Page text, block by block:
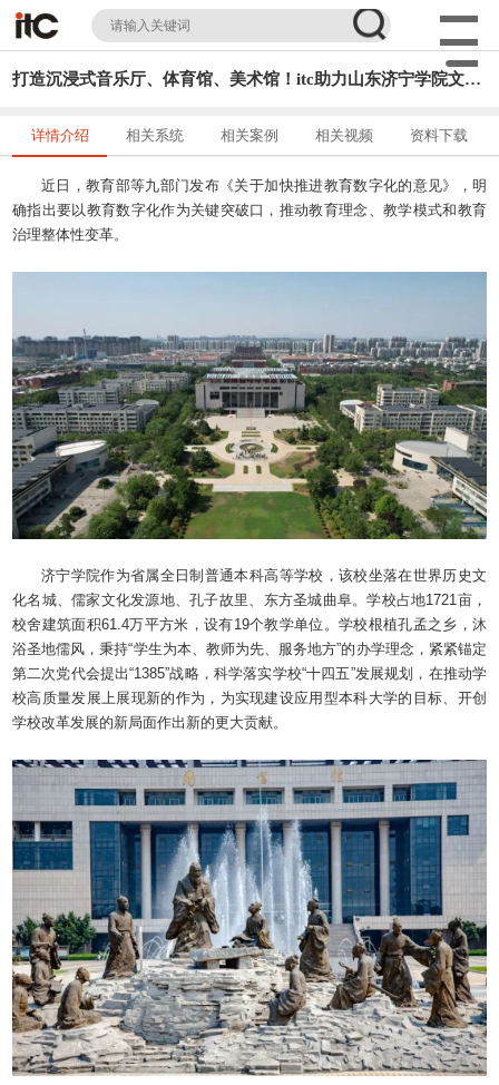
打造沉浸式音乐厅、体育馆、美术馆！itc助力山东济宁学院文体空间高标准焕新升级→
详情介绍 相关系统 相关案例 相关视频 资料下载
近日，教育部等九部门发布《关于加快推进教育数字化的意见》，明
确指出要以教育数字化作为关键突破口，推动教育理念、教学模式和教育
治理整体性变革。
济宁学院作为省属全日制普通本科高等学校，该校坐落在世界历史文
化名城、儒家文化发源地、孔子故里、东方圣城曲阜。学校占地1721亩，
校舍建筑面积61.4万平方米，设有19个教学单位。学校根植孔孟之乡，沐
浴圣地儒风，秉持“学生为本、教师为先、服务地方”的办学理念，紧紧锚定
第二次党代会提出“1385”战略，科学落实学校“十四五”发展规划，在推动学
校高质量发展上展现新的作为，为实现建设应用型本科大学的目标、开创
学校改革发展的新局面作出新的更大贡献。